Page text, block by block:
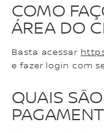
COMO
ÁREA DO
Basta acessar
e fazer login com
QUAIS